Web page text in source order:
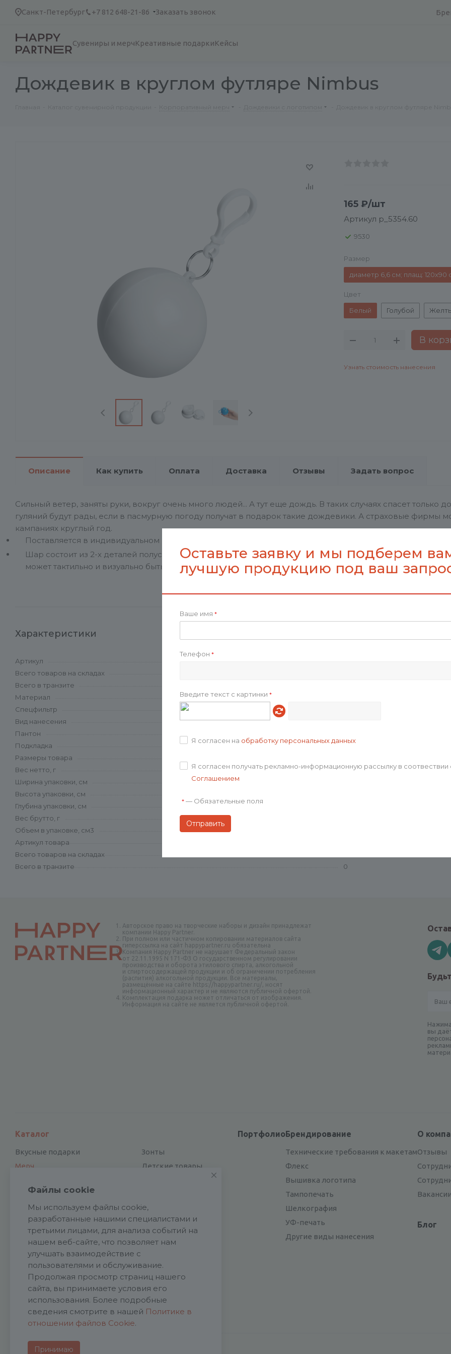
Санкт-Петербург +7 812 648-21-86 Заказать звонок
Сувениры и мерчКреативные подаркиКейсы
Дождевик в круглом футляре Nimbus
165 ₽/шт
Артикул p_5354.60
9530
Размер
диаметр 6,6 см; плащ: 120х90
Цвет
Белый
Голубой
В
Узнать стоимость нанесения
Описание Как купить Оплата Доставка Отзывы Задать вопрос
Сильный ветер, заняты руки, вокруг очень много людей... А тут еще дождь. В таких случаях спасет
гуляний будут рады, если в пасмурную погоду получат в подарок такие дождевики. А страховые фирмы
кампаниях круглый год.
Поставляется в индивидуальном пакетике с липким краем.
Шар состоит из 2-х деталей полусфер, на вершине центра каждой есть технический микро след
может тактильно и визуально быть заметным (браком не является). При подготовке макета к печати,
Характеристики
Артикул
Всего товаров на складах
Всего в транзите
Материал
Спецфильтр
Вид нанесения
Пантон
Подкладка
без подкладки
Размеры товара
Вес нетто, г
55.00
Ширина упаковки, см
Высота упаковки, см
Глубина упаковки, см
Вес брутто, г
Объем в упаковке, см3
Артикул товара
Всего товаров на складах
Всего в транзите
0
Авторское право на творческие наборы и дизайн принадлежат
компании Happy Partner.
При полном или частичном копировании материалов сайта
гиперссылка на сайт happypartner.ru обязательна
Компания Happy Partner не нарушает Федеральный закон
от 22.11.1995 N 171-ФЗ О государственном регулировании
производства и оборота этилового спирта, алкогольной
и спиртосодержащей продукции и об ограничении потребления
(распития) алкогольной продукции. Все материалы,
размещённые на сайте https://happypartner.ru/, носят
информационный характер и не являются публичной офертой.
Комплектация подарка может отличаться от изображения.
Информация на сайте не является публичной офертой.
вы
Каталог
Вкусные подарки
Мерч
Отдых и туризм
Для дома и офиса
Сувенирные наборы
Подарки к праздникам
Спортивные товары
Ручки и карандаши
Промо
Ежедневники и блокноты
Зонты
Детские товары
Награды
Аксессуары
Галстуки
Патчи
Ремувки
ПортфолиоБрендирование
Технические требования к макетам
Флекс
Вышивка логотипа
Тампопечать
Шелкография
УФ-печать
Другие виды нанесения
О
Отзывы
Блог
Оставьте заявку и мы подберем
лучшую продукцию под ваш
Ваше имя *
Телефон *
Введите текст с картинки *
Я согласен на обработку персональных данных
Я согласен получать рекламно-информационную рассылку в соотвествии
Соглашением
* — Обязательные поля
Файлы cookie
Мы используем файлы cookie,
разработанные нашими специалистами и
третьими лицами, для анализа событий на
нашем веб-сайте, что позволяет нам
улучшать взаимодействие с
пользователями и обслуживание.
Продолжая просмотр страниц нашего
сайта, вы принимаете условия его
использования. Более подробные
сведения смотрите в нашей Политике в
отношении файлов Cookie.
Принимаю